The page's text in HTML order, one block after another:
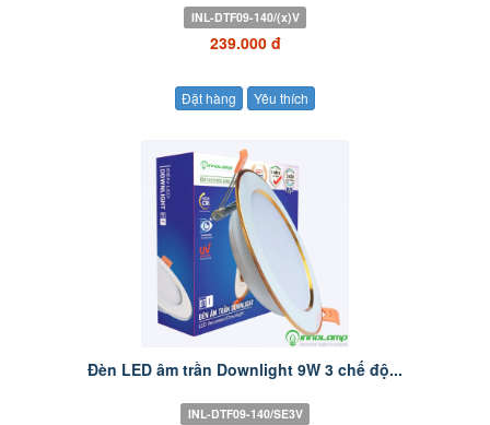
INL-DTF09-140/(x)V
239.000 đ
Đặt hàng Yêu thích
Đèn LED âm trần Downlight 9W 3 chế độ...
INL-DTF09-140/SE3V